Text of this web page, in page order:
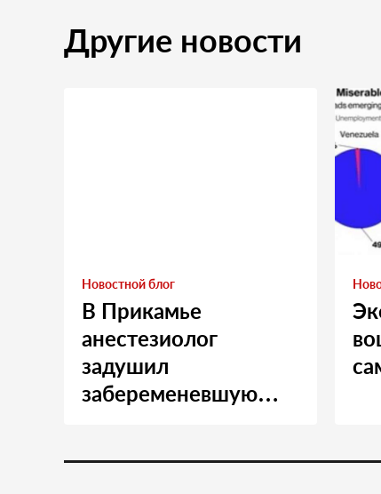
Другие новости
Новостной блог
В Прикамье
анестезиолог
задушил
забеременевшую